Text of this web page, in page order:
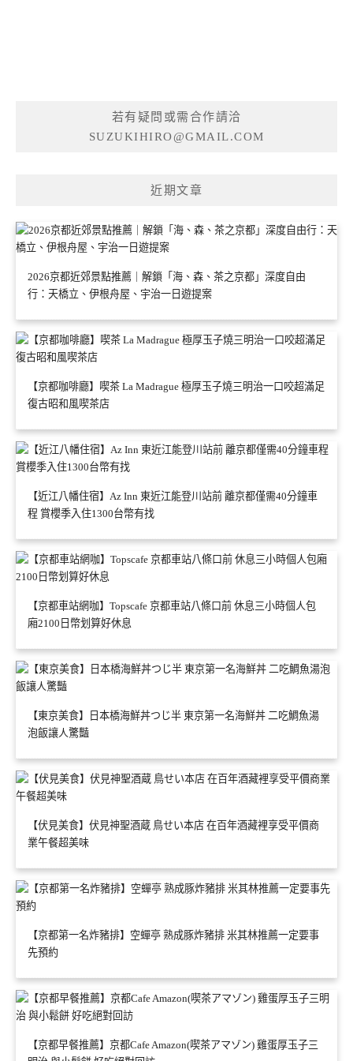
若有疑問或需合作請洽
SUZUKIHIRO@GMAIL.COM
近期文章
2026京都近郊景點推薦｜解鎖「海、森、茶之京都」深度自由
行：天橋立、伊根舟屋、宇治一日遊提案
【京都咖啡廳】喫茶 La Madrague 極厚玉子燒三明治一口咬超滿足
復古昭和風喫茶店
【近江八幡住宿】Az Inn 東近江能登川站前 離京都僅需40分鐘車
程 賞櫻季入住1300台幣有找
【京都車站網咖】Topscafe 京都車站八條口前 休息三小時個人包
廂2100日幣划算好休息
【東京美食】日本橋海鮮丼つじ半 東京第一名海鮮丼 二吃鯛魚湯
泡飯讓人驚豔
【伏見美食】伏見神聖酒蔵 鳥せい本店 在百年酒藏裡享受平價商
業午餐超美味
【京都第一名炸豬排】空蟬亭 熟成豚炸豬排 米其林推薦一定要事
先預約
【京都早餐推薦】京都Cafe Amazon(喫茶アマゾン) 雞蛋厚玉子三